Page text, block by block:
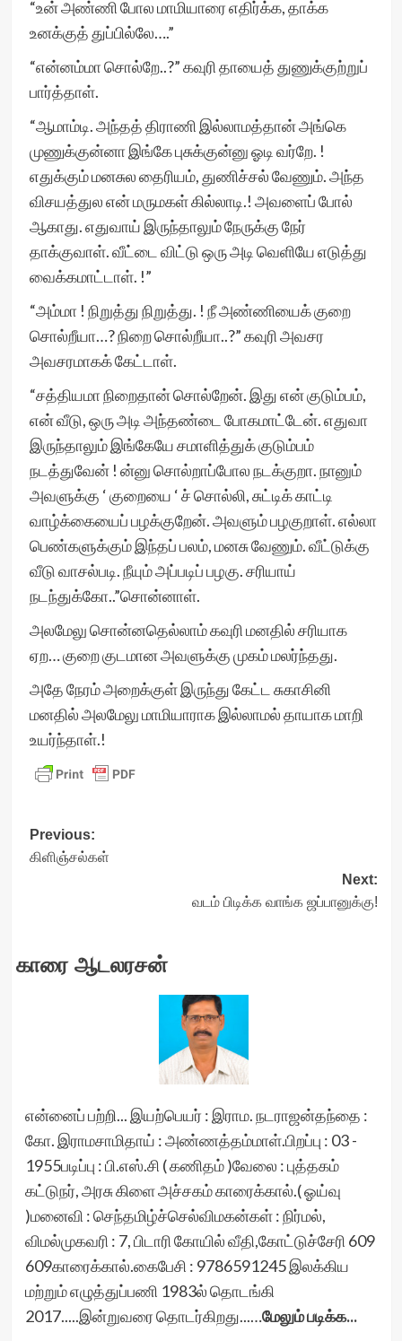
“உன் அண்ணி போல மாமியாரை எதிர்க்க, தாக்க
உனக்குத் துப்பில்லே….”
“என்னம்மா சொல்றே..?” கவுரி தாயைத் துணுக்குற்றுப்
பார்த்தாள்.
“ஆமாம்டி. அந்தத் திராணி இல்லாமத்தான் அங்கெ
முணுக்குன்னா இங்கே புசுக்குன்னு ஓடி வர்றே. !
எதுக்கும் மனசுல தைரியம், துணிச்சல் வேணும். அந்த
விசயத்துல என் மருமகள் கில்லாடி.! அவளைப் போல்
ஆகாது. எதுவாய் இருந்தாலும் நேருக்கு நேர்
தாக்குவாள். வீட்டை விட்டு ஒரு அடி வெளியே எடுத்து
வைக்கமாட்டாள். !”
“அம்மா ! நிறுத்து நிறுத்து. ! நீ அண்ணியைக் குறை
சொல்றீயா…? நிறை சொல்றீயா..?” கவுரி அவசர
அவசரமாகக் கேட்டாள்.
“சத்தியமா நிறைதான் சொல்றேன். இது என் குடும்பம்,
என் வீடு, ஒரு அடி அந்தண்டை போகமாட்டேன். எதுவா
இருந்தாலும் இங்கேயே சமாளித்துக் குடும்பம்
நடத்துவேன் ! ன்னு சொல்றாப்போல நடக்குறா. நானும்
அவளுக்கு ‘ குறையை ‘ ச் சொல்லி, சுட்டிக் காட்டி
வாழ்க்கையைப் பழக்குறேன். அவளும் பழகுறாள். எல்லா
பெண்களுக்கும் இந்தப் பலம், மனசு வேணும். வீட்டுக்கு
வீடு வாசல்படி. நீயும் அப்படிப் பழகு. சரியாய்
நடந்துக்கோ..”சொன்னாள்.
அலமேலு சொன்னதெல்லாம் கவுரி மனதில் சரியாக
ஏற… குறை குடமான அவளுக்கு முகம் மலர்ந்தது.
அதே நேரம் அறைக்குள் இருந்து கேட்ட சுகாசினி
மனதில் அலமேலு மாமியாராக இல்லாமல் தாயாக மாறி
உயர்ந்தாள்.!
Post
navigation
Previous:
கிளிஞ்சல்கள்
Next:
வடம் பிடிக்க வாங்க ஜப்பானுக்கு!
காரை ஆடலரசன்
என்னைப் பற்றி... இயற்பெயர் : இராம. நடராஜன்தந்தை :
கோ. இராமசாமிதாய் : அண்ணத்தம்மாள்.பிறப்பு : 03 -
1955படிப்பு : பி.எஸ்.சி ( கணிதம் )வேலை : புத்தகம்
கட்டுநர், அரசு கிளை அச்சகம் காரைக்கால்.( ஓய்வு
)மனைவி : செந்தமிழ்ச்செல்விமகன்கள் : நிர்மல்,
விமல்முகவரி : 7, பிடாரி கோயில் வீதி,கோட்டுச்சேரி 609
609காரைக்கால்.கைபேசி : 9786591245 இலக்கிய
மற்றும் எழுத்துப்பணி 1983ல் தொடங்கி
2017.....இன்றுவரை தொடர்கிறது...…மேலும் படிக்க...